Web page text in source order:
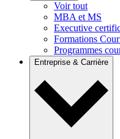
Voir tout
MBA et MS
Executive
Formations
Programmes
Entreprise & Carrière